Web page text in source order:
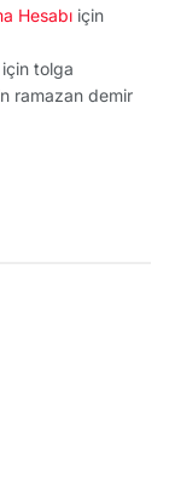
Hesabı için
için tolga
ramazan demir